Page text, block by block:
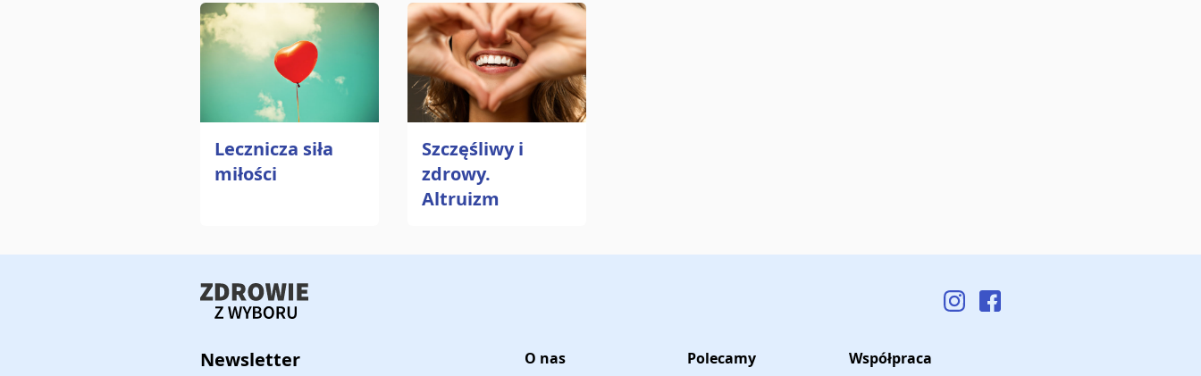
Lecznicza siła
miłości
Szczęśliwy i
zdrowy.
Altruizm
Newsletter O nas Polecamy Współpraca